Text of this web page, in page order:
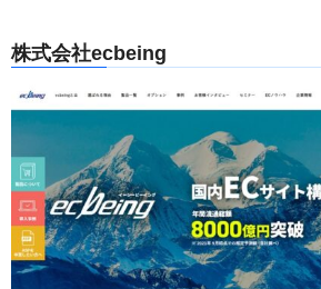
株式会社ecbeing